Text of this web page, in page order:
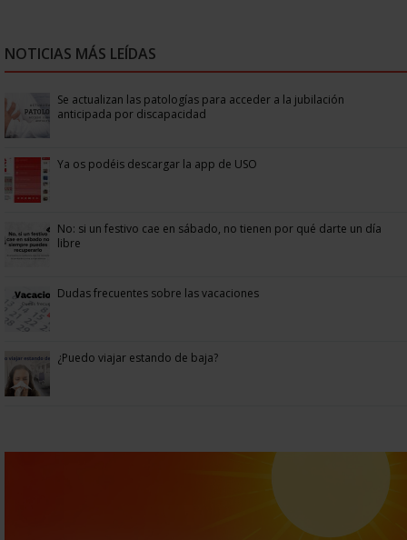
NOTICIAS MÁS LEÍDAS
Se actualizan las patologías para acceder a la jubilación
anticipada por discapacidad
Ya os podéis descargar la app de USO
No: si un festivo cae en sábado, no tienen por qué darte un día
libre
Dudas frecuentes sobre las vacaciones
¿Puedo viajar estando de baja?